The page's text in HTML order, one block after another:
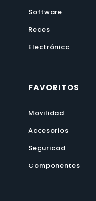
Software
Redes
Electrónica
FAVORITOS
Movilidad
Accesorios
Seguridad
Componentes